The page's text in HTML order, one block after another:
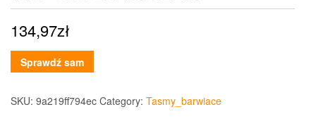
134,97zł
Sprawdź sam
SKU: 9a219ff794ec Category: Tasmy_barwiace